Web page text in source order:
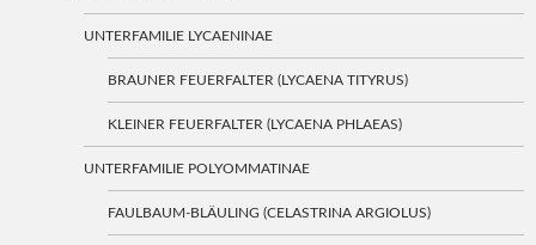
UNTERFAMILIE LYCAENINAE
BRAUNER FEUERFALTER (LYCAENA TITYRUS)
KLEINER FEUERFALTER (LYCAENA PHLAEAS)
UNTERFAMILIE POLYOMMATINAE
FAULBAUM-BLÄULING (CELASTRINA ARGIOLUS)